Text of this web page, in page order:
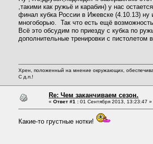
,такими как ружьё и карабин) у нас
финал кубка России в Ижевске (4.10.13) ну
многоборью. Так что есть ещё
Всё это обсудим по приезду с кубка по
дополнительные тренировки с
Хрен, положенный на мнение окружающих,
С д.п.!
Re: Чем заканчиваем сезон.
« Ответ #1 : 01 Сентября 2013, 13:23:47 »
Какие-то грустные нотки!